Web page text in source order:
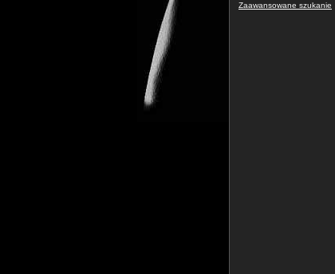
Zaawansowane szukanie